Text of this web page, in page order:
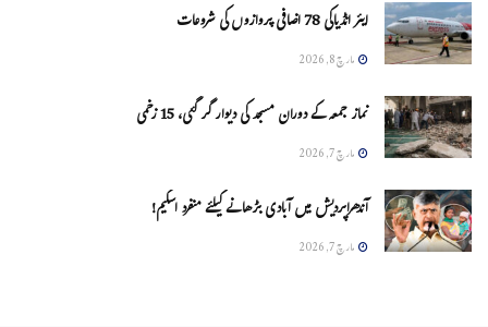
ایئر انڈیاکی 78 اضافی پروازوں کی شروعات
مارچ 8, 2026
نماز جمعہ کے دوران مسجد کی دیوار گر گئی، 15 زخمی
مارچ 7, 2026
آندھراپردیش میں آبادی بڑھانے کیلئے منفرد اسکیم!
مارچ 7, 2026